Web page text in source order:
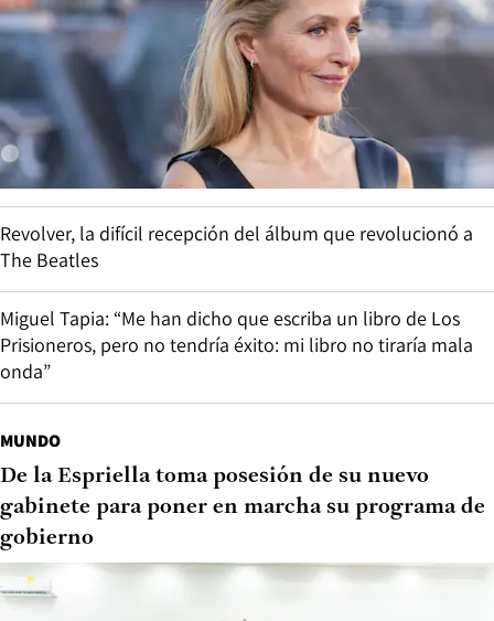
Revolver, la difícil recepción del álbum que revolucionó a
The Beatles
Miguel Tapia: “Me han dicho que escriba un libro de Los
Prisioneros, pero no tendría éxito: mi libro no tiraría mala
onda”
MUNDO
De la Espriella toma posesión de su nuevo
gabinete para poner en marcha su programa de
gobierno